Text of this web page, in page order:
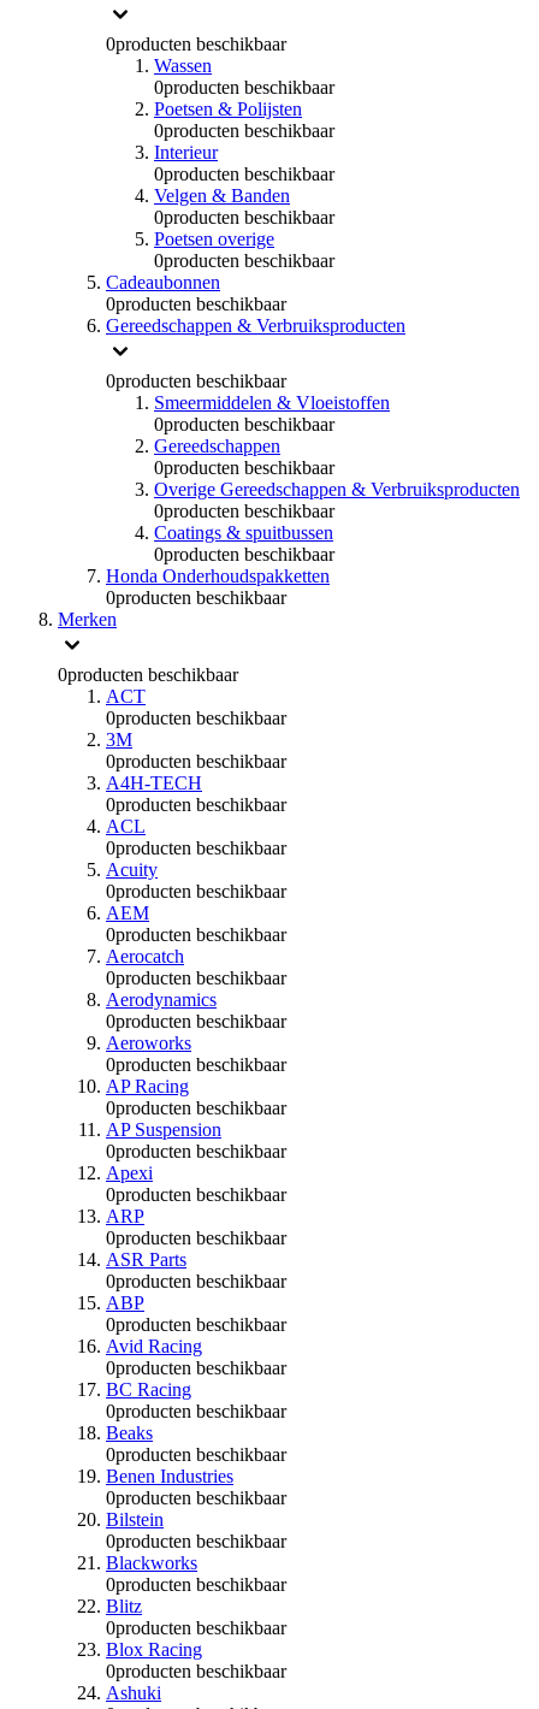
0producten beschikbaar
Wassen
0producten beschikbaar
Poetsen & Polijsten
0producten beschikbaar
Interieur
0producten beschikbaar
Velgen & Banden
0producten beschikbaar
Poetsen overige
0producten beschikbaar
Cadeaubonnen
0producten beschikbaar
Gereedschappen & Verbruiksproducten
0producten beschikbaar
Smeermiddelen & Vloeistoffen
0producten beschikbaar
Gereedschappen
0producten beschikbaar
Overige Gereedschappen & Verbruiksproducten
0producten beschikbaar
Coatings & spuitbussen
0producten beschikbaar
Honda Onderhoudspakketten
0producten beschikbaar
Merken
0producten beschikbaar
ACT
0producten beschikbaar
3M
0producten beschikbaar
A4H-TECH
0producten beschikbaar
ACL
0producten beschikbaar
Acuity
0producten beschikbaar
AEM
0producten beschikbaar
Aerocatch
0producten beschikbaar
Aerodynamics
0producten beschikbaar
Aeroworks
0producten beschikbaar
AP Racing
0producten beschikbaar
AP Suspension
0producten beschikbaar
Apexi
0producten beschikbaar
ARP
0producten beschikbaar
ASR Parts
0producten beschikbaar
ABP
0producten beschikbaar
Avid Racing
0producten beschikbaar
BC Racing
0producten beschikbaar
Beaks
0producten beschikbaar
Benen Industries
0producten beschikbaar
Bilstein
0producten beschikbaar
Blackworks
0producten beschikbaar
Blitz
0producten beschikbaar
Blox Racing
0producten beschikbaar
Ashuki